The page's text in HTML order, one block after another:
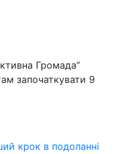
Громада”
започаткувати 9
крок в подоланні